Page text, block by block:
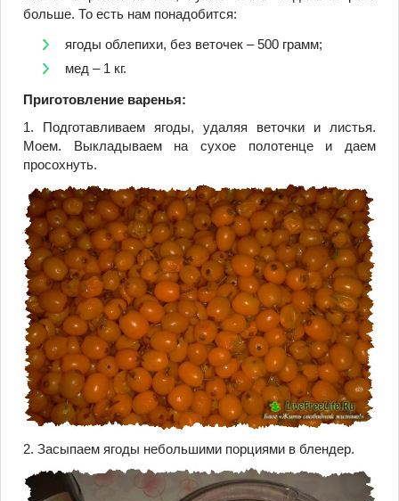
больше. То есть нам понадобится:
ягоды облепихи, без веточек – 500 грамм;
мед – 1 кг.
Приготовление варенья:
1. Подготавливаем ягоды, удаляя веточки и листья.
Моем. Выкладываем на сухое полотенце и даем
просохнуть.
2. Засыпаем ягоды небольшими порциями в блендер.